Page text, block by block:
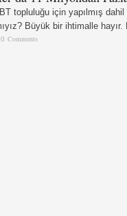
topluluğu için yapılmış
Büyük bir ihtimalle hayır.
topluluğu için yapılmış
0 Comments